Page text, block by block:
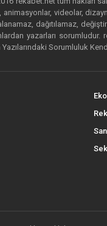
animasyonlar, videolar,
dağıtılamaz,
yazarları
Yazılarındaki Sorumluluk